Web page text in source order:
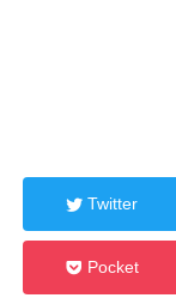
Twitter
Pocket